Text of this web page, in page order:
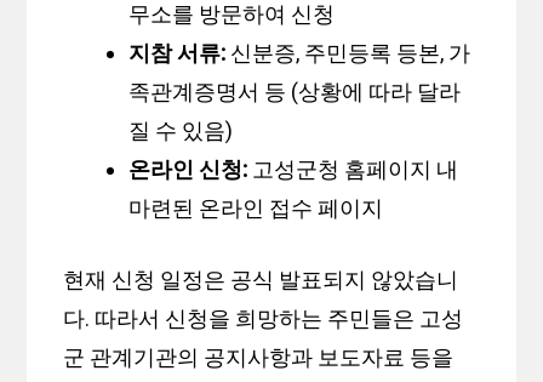
무소를 방문하여 신청
지참 서류: 신분증, 주민등록 등본, 가
족관계증명서 등 (상황에 따라 달라
질 수 있음)
온라인 신청: 고성군청 홈페이지 내
마련된 온라인 접수 페이지
현재 신청 일정은 공식 발표되지 않았습니
다. 따라서 신청을 희망하는 주민들은 고성
군 관계기관의 공지사항과 보도자료 등을